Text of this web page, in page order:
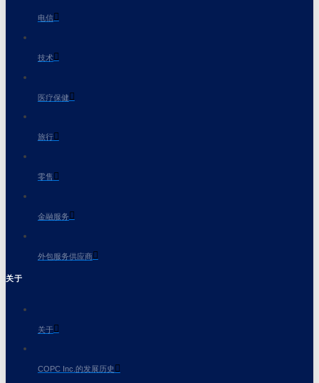
电信
技术
医疗保健
旅行
零售
金融服务
外包服务供应商
关于
关于
COPC Inc.的发展历史